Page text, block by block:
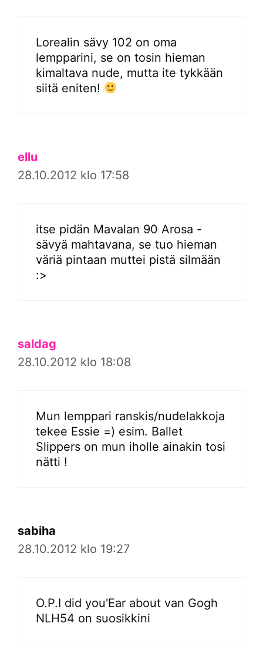
Lorealin sävy 102 on oma
lempparini, se on tosin hieman
kimaltava nude, mutta ite tykkään
siitä eniten!
ellu
28.10.2012 klo 17:58
itse pidän Mavalan 90 Arosa -
sävyä mahtavana, se tuo hieman
väriä pintaan muttei pistä silmään
:>
saldag
28.10.2012 klo 18:08
Mun lemppari ranskis/nudelakkoja
tekee Essie =) esim. Ballet
Slippers on mun iholle ainakin tosi
nätti !
sabiha
28.10.2012 klo 19:27
O.P.I did you'Ear about van Gogh
NLH54 on suosikkini